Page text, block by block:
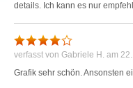
details. Ich kann es nur
verfasst von Gabriele H. am
Grafik sehr schön. Ansonsten